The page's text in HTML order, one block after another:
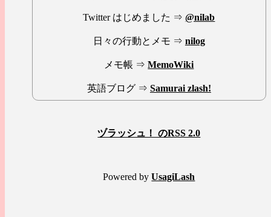
Twitter はじめました ⇒@nilab
日々の行動とメモ ⇒ nilog
メモ帳 ⇒MemoWiki
英語ブログ ⇒ Samurai zlash!
ヅラッシュ！ のRSS 2.0
Powered byUsagiLash